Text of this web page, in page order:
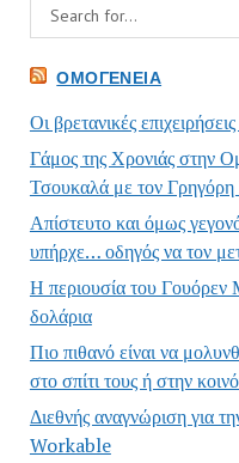
ΟΜΟΓΈΝΕΙΑ
Οι βρετανικές
Γάμος της Χρονιάς στην
Τσουκαλά με τον
Απίστευτο και όμως
υπήρχε… οδηγός να τον
Η περιουσία του Γουόρεν
δολάρια
Πιο πιθανό είναι να
στο σπίτι τους ή στην
Διεθνής αναγνώριση για
Workable